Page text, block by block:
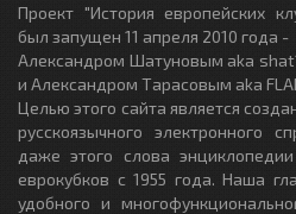
Проект "История европейских
был запущен 11 апреля 2010 года -
Александром Шатуновым aka
и Александром Тарасовым aka
Целью этого сайта является
русскоязычного электронного
даже этого слова
еврокубков с 1955 года. Наша
удобного и